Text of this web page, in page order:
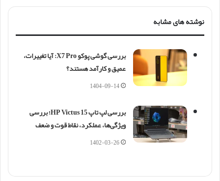
نوشته های مشابه
بررسی گوشی پوکو X7 Pro: آیا تغییرات،
عمیق و کارآمد هستند؟
1404-09-14
بررسی لپ تاپ HP Victus 15؛ بررسی
ویژگی‌ها، عملکرد، نقاط قوت و ضعف
1402-03-26